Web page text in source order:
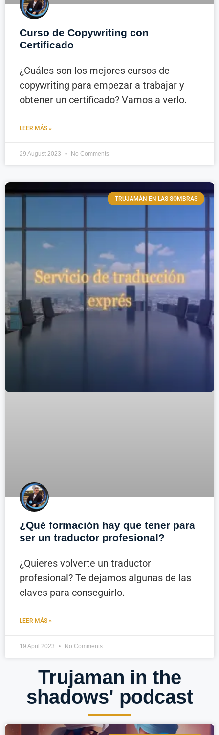
Curso de Copywriting con
Certificado
¿Cuáles son los mejores cursos de
copywriting para empezar a trabajar y
obtener un certificado? Vamos a verlo.
LEER MÁS »
29 August 2023 No Comments
TRUJAMÁN EN LAS SOMBRAS
¿Qué formación hay que tener para
ser un traductor profesional?
¿Quieres volverte un traductor
profesional? Te dejamos algunas de las
claves para conseguirlo.
LEER MÁS »
19 April 2023 No Comments
Trujaman in the
shadows' podcast